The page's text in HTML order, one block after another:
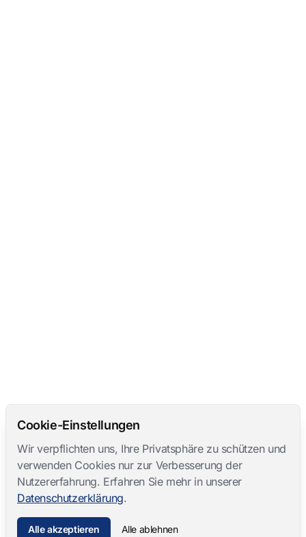
Cookie-Einstellungen
Wir verpflichten uns, Ihre Privatsphäre zu schützen und
verwenden Cookies nur zur Verbesserung der
Nutzererfahrung. Erfahren Sie mehr in unserer
Datenschutzerklärung.
Alle akzeptieren Alle ablehnen